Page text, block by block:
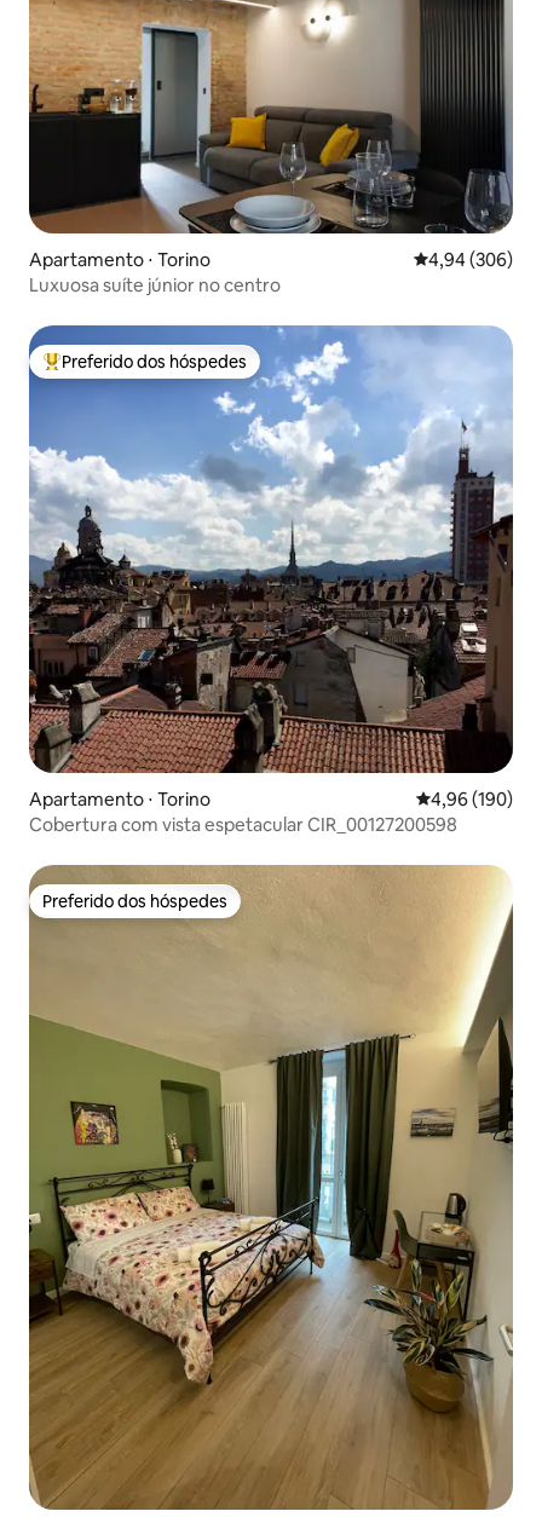
Apartamento ⋅ Torino 4,94 de uma
4,94 (306)
Luxuosa suíte júnior no centro
Entre os melhores preferidos dos hóspedes
Preferido dos hóspedes
Apartamento ⋅ Torino 4,96 de uma
4,96 (190)
Cobertura com vista espetacular CIR_00127200598
Preferido dos hóspedes
Preferido dos hóspedes